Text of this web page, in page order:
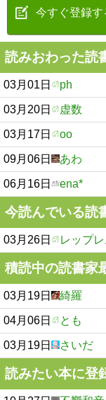
今すぐ登録す
読みおわった読
03月01日 ph
03月20日 虚数
03月17日 oo
09月06日 あわ
06月16日 ena*
今読んでいる読
03月26日 レップレ
積読中の読書家
03月19日 綺羅
04月06日 とも
03月19日 さいだ
読みたい本に登